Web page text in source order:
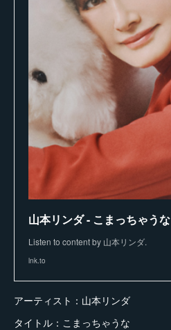
山本リンダ - こまっちゃうな
Listen to content by 山本リンダ.
lnk.to
アーティスト：山本リンダ
タイトル：こまっちゃうな